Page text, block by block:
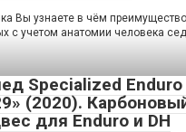
Вы узнаете в чём преимущество
с учетом анатомии человека
Specialized Enduro
(2020).
для Enduro и DH